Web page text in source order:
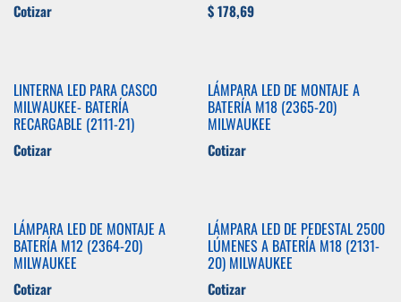
Cotizar $178,69
LINTERNA LED PARA CASCO
MILWAUKEE- BATERÍA
RECARGABLE (2111-21)
Cotizar
LÁMPARA LED DE MONTAJE A
BATERÍA M18 (2365-20)
MILWAUKEE
Cotizar
LÁMPARA LED DE MONTAJE A
BATERÍA M12 (2364-20)
MILWAUKEE
Cotizar
LÁMPARA LED DE PEDESTAL 2500
LÚMENES A BATERÍA M18 (2131-
20) MILWAUKEE
Cotizar